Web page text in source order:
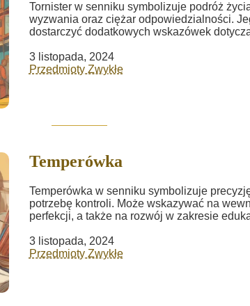
Tornister w senniku symbolizuje podróż
wyzwania oraz ciężar odpowiedzialności.
dostarczyć dodatkowych wskazówek
3 listopada, 2024
Przedmioty Zwykłe
Temperówka
Temperówka w senniku symbolizuje
potrzebę kontroli. Może wskazywać na
perfekcji, a także na rozwój w zakresie
3 listopada, 2024
Przedmioty Zwykłe